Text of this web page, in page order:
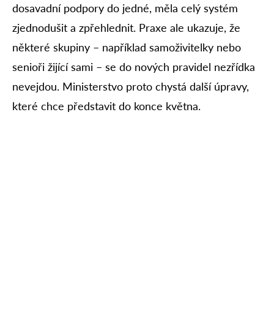
dosavadní podpory do jedné, měla celý systém
zjednodušit a zpřehlednit. Praxe ale ukazuje, že
některé skupiny – například samoživitelky nebo
senioři žijící sami – se do nových pravidel nezřídka
nevejdou. Ministerstvo proto chystá další úpravy,
které chce představit do konce května.